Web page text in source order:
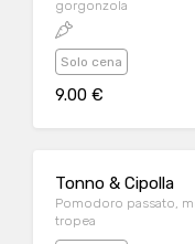
gorgonzola
Solo cena
9.00 €
Tonno & Cipolla
Pomodoro passato,
tropea